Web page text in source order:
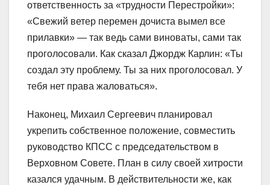
ответственность за «трудности Перестройки»:
«Свежий ветер перемен дочиста вымел все
прилавки» — так ведь сами виноваты, сами так
проголосовали. Как сказал Джордж Карлин: «Ты
создал эту проблему. Ты за них проголосовал. У
тебя нет права жаловаться».
Наконец, Михаил Сергеевич планировал
укрепить собственное положение, совместить
руководство КПСС с председательством в
Верховном Совете. План в силу своей хитрости
казался удачным. В действительности же, как